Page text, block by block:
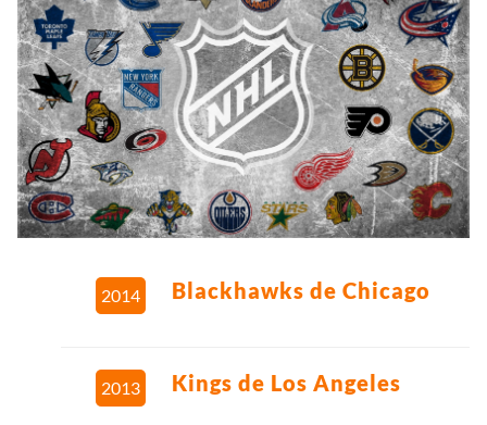
2014 Blackhawks de Chicago
2013 Kings de Los Angeles